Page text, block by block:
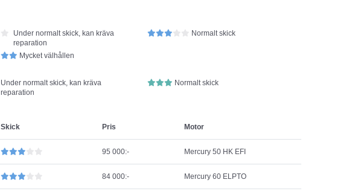
Under normalt skick, kan kräva
reparation
Normalt skick
Mycket välhållen
Under normalt skick, kan kräva
reparation
Normalt skick
Skick Pris Motor
95 000:- Mercury 50 HK EFI
84 000:- Mercury 60 ELPTO